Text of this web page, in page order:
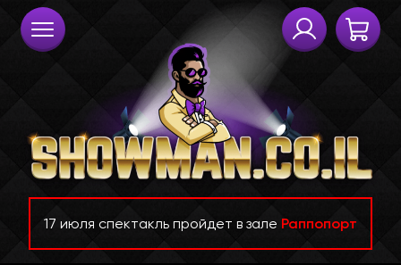
17 июля спектакль пройдет в зале Раппопорт